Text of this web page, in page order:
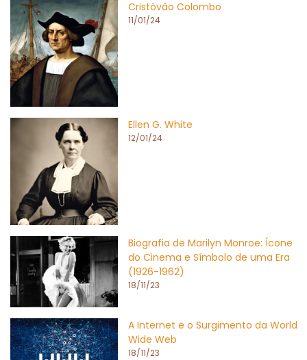
Cristóvão Colombo
11/01/24
Ellen G. White
12/01/24
Biografia de Marilyn Monroe: Ícone
do Cinema e Símbolo de uma Era
(1926-1962)
18/11/23
A Internet e o Surgimento da World
Wide Web
18/11/23